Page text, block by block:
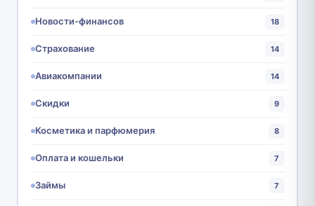
Новости-финансов 18
Страхование 14
Авиакомпании 14
Скидки 9
Косметика и парфюмерия 8
Оплата и кошельки 7
Займы 7